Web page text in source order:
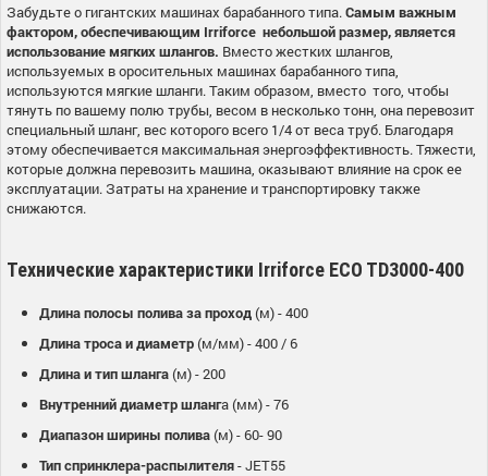
Забудьте о гигантских машинах барабанного типа. Самым важным
фактором, обеспечивающим Irriforce небольшой размер, является
использование мягких шлангов. Вместо жестких шлангов,
используемых в оросительных машинах барабанного типа,
используются мягкие шланги. Таким образом, вместо того, чтобы
тянуть по вашему полю трубы, весом в несколько тонн, она перевозит
специальный шланг, вес которого всего 1/4 от веса труб. Благодаря
этому обеспечивается максимальная энергоэффективность. Тяжести,
которые должна перевозить машина, оказывают влияние на срок ее
эксплуатации. Затраты на хранение и транспортировку также
снижаются.
Технические характеристики Irriforce ECO TD3000-400
Длина полосы полива за проход(м) - 400
Длина троса и диаметр(м/мм) - 400 / 6
Длина и тип шланга(м) - 200
Внутренний диаметр шланга (мм) - 76
Диапазон ширины полива(м) - 60- 90
Тип спринклера-распылителя- JET55